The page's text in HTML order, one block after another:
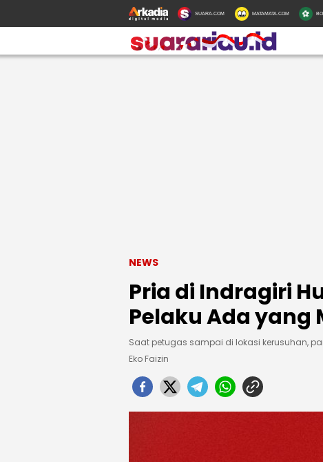
SUARA.COM MATAMATA.COM
NEWS
Pria di Indragiri
Pelaku Ada yang
Saat petugas sampai di lokasi kerusuhan,
Eko Faizin